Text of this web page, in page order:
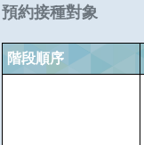
預約接種對象
階段順序